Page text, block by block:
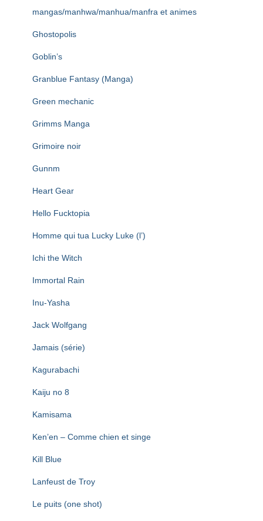
mangas/manhwa/manhua/manfra et animes
Ghostopolis
Goblin’s
Granblue Fantasy (Manga)
Green mechanic
Grimms Manga
Grimoire noir
Gunnm
Heart Gear
Hello Fucktopia
Homme qui tua Lucky Luke (l’)
Ichi the Witch
Immortal Rain
Inu-Yasha
Jack Wolfgang
Jamais (série)
Kagurabachi
Kaiju no 8
Kamisama
Ken’en – Comme chien et singe
Kill Blue
Lanfeust de Troy
Le puits (one shot)